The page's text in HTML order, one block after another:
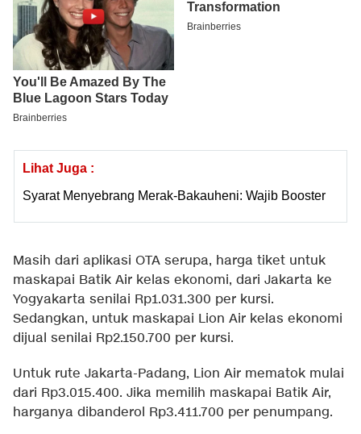
Lihat Juga :
Syarat Menyebrang Merak-Bakauheni: Wajib Booster
Masih dari aplikasi OTA serupa, harga tiket untuk
maskapai Batik Air kelas ekonomi, dari Jakarta ke
Yogyakarta senilai Rp1.031.300 per kursi.
Sedangkan, untuk maskapai Lion Air kelas ekonomi
dijual senilai Rp2.150.700 per kursi.
Untuk rute Jakarta-Padang, Lion Air mematok mulai
dari Rp3.015.400. Jika memilih maskapai Batik Air,
harganya dibanderol Rp3.411.700 per penumpang.